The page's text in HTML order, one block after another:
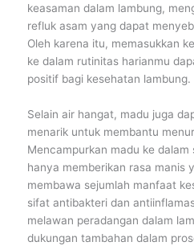
keasaman dalam lambung,
refluk asam yang dapat
Oleh karena itu, memasukkan
ke dalam rutinitas harianmu
positif bagi kesehatan lambung.
Selain air hangat, madu juga
menarik untuk membantu
Mencampurkan madu ke
hanya memberikan rasa manis
membawa sejumlah manfaat
sifat antibakteri dan
melawan peradangan dalam
dukungan tambahan dalam